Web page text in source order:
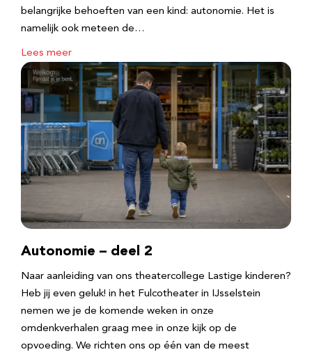
belangrijke behoeften van een kind: autonomie. Het is
namelijk ook meteen de…
Lees meer
Autonomie – deel 2
Naar aanleiding van ons theatercollege Lastige kinderen?
Heb jij even geluk! in het Fulcotheater in IJsselstein
nemen we je de komende weken in onze
omdenkverhalen graag mee in onze kijk op de
opvoeding. We richten ons op één van de meest